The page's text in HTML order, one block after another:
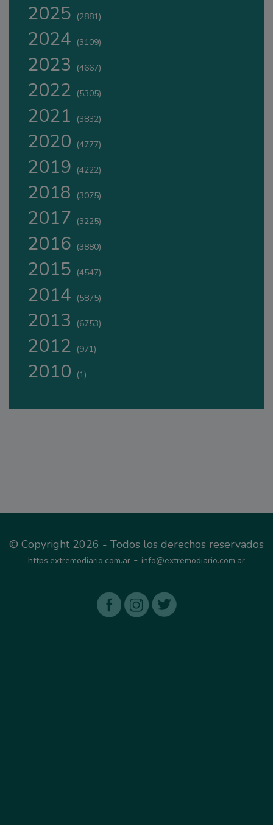
2025 (2881)
2024 (3109)
2023 (4667)
2022 (5305)
2021 (3832)
2020 (4777)
2019 (4222)
2018 (3075)
2017 (3225)
2016 (3880)
2015 (4547)
2014 (5875)
2013 (6753)
2012 (971)
2010 (1)
© Copyright 2026 - Todos los derechos reservados
https:extremodiario.com.ar - info@extremodiario.com.ar